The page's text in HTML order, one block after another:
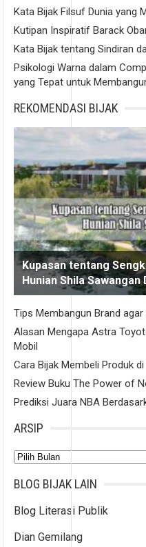
Kata Bijak Filsuf Dunia yang
Kutipan Inspiratif Barack
Kata Bijak tentang Sindiran
Psikologi Warna dalam
yang Tepat untuk
REKOMENDASI BIJAK
Kupasan tentang
Hunian Shila Sawangan
Tips Membangun Brand agar
Alasan Mengapa Astra
Mobil
Cara Bijak Membeli Produk
Review Buku The Power of
Prediksi Juara NBA
ARSIP
Arsip
BLOG BIJAK LAIN
Blog Literasi Publik
Dian Gemilang